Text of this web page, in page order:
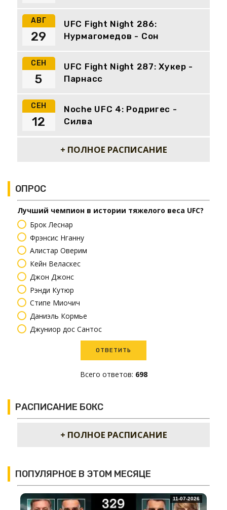
АВГ
UFC Fight Night 286:
Нурмагомедов - Сон
29
СЕН
UFC Fight Night 287: Хукер -
Парнасс
5
СЕН
Noche UFC 4: Родригес -
Силва
12
+ ПОЛНОЕ РАСПИСАНИЕ
ОПРОС
Лучший чемпион в истории тяжелого веса UFC?
Брок Леснар
Фрэнсис Нганну
Алистар Оверим
Кейн Веласкес
Джон Джонс
Рэнди Кутюр
Стипе Миочич
Даниэль Кормье
Джуниор дос Сантос
Всего ответов: 698
РАСПИСАНИЕ БОКС
+ ПОЛНОЕ РАСПИСАНИЕ
ПОПУЛЯРНОЕ В ЭТОМ МЕСЯЦЕ
11-07-2026